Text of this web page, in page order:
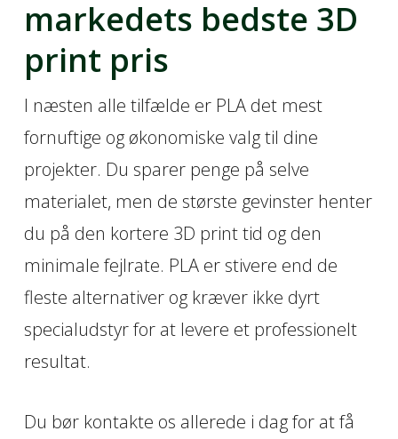
markedets bedste 3D
print pris
I næsten alle tilfælde er PLA det mest
fornuftige og økonomiske valg til dine
projekter. Du sparer penge på selve
materialet, men de største gevinster henter
du på den kortere 3D print tid og den
minimale fejlrate. PLA er stivere end de
fleste alternativer og kræver ikke dyrt
specialudstyr for at levere et professionelt
resultat.
Du bør kontakte os allerede i dag for at få